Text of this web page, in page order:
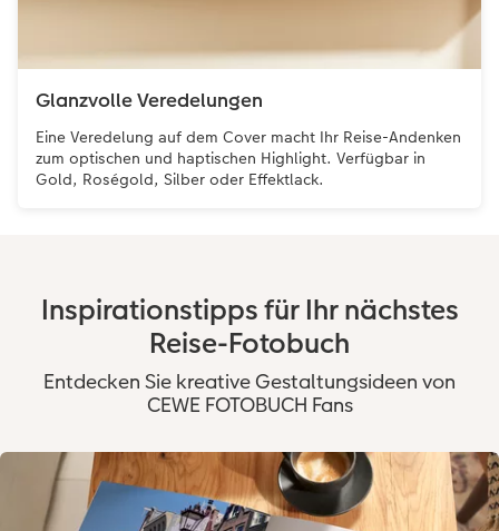
Glanzvolle Veredelungen
Eine Veredelung auf dem Cover macht Ihr Reise-Andenken
zum optischen und haptischen Highlight. Verfügbar in
Gold, Roségold, Silber oder Effektlack.
Inspirationstipps für Ihr nächstes
Reise-Fotobuch
Entdecken Sie kreative Gestaltungsideen von
CEWE FOTOBUCH Fans